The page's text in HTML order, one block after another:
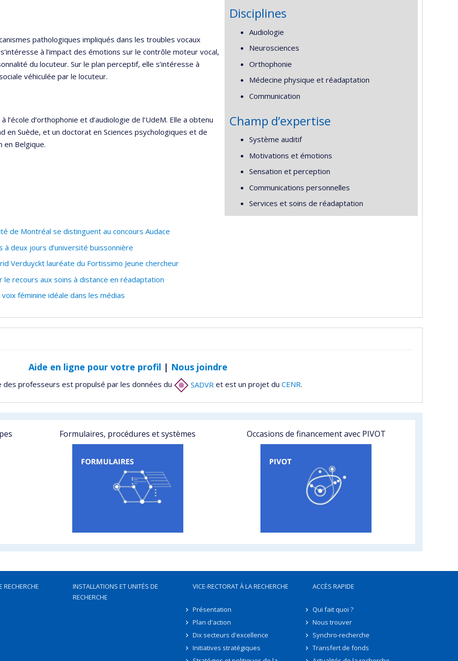
pathologiques impliqués dans les troubles vocaux
à l’impact des émotions sur le contrôle moteur vocal,
du locuteur. Sur le plan perceptif, elle s’intéresse à
véhiculée par le locuteur.
d’orthophonie et d’audiologie de l’UdeM. Elle a obtenu
en Suède, et un doctorat en Sciences psychologiques et de
en Belgique.
de Montréal se distinguent au concours Audace
deux jours d’université buissonnière
Verduyckt lauréate du Fortissimo Jeune chercheur
recours aux soins à distance en réadaptation
féminine idéale dans les médias
Disciplines
Audiologie
Neurosciences
Orthophonie
Médecine physique et réadaptation
Communication
Champ d’expertise
Système auditif
Motivations et émotions
Sensation et perception
Communications personnelles
Services et soins de réadaptation
Aide en ligne pour votre profil | Nous joindre
des professeurs est propulsé par les données du SADVR et est un projet du CENR.
Formulaires, procédures et systèmes Occasions de financement avec PIVOT
RECHERCHE
INSTALLATIONS ET UNITÉS DE
RECHERCHE
VICE-RECTORAT À LA RECHERCHE
Présentation
Plan d'action
Dix secteurs d'excellence
Initiatives stratégiques
ACCÈS RAPIDE
Qui fait quoi ?
Nous trouver
Synchro-recherche
Transfert de fonds